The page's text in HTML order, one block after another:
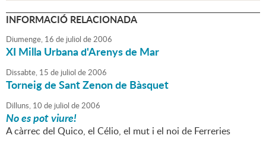
INFORMACIÓ RELACIONADA
Diumenge, 16 de juliol de2006
XI Milla Urbana d'Arenys de Mar
Dissabte, 15 de juliol de2006
Torneig de Sant Zenon de Bàsquet
Dilluns, 10 de juliol de2006
No es pot viure!
A càrrec del Quico, el Célio, el mut i el noi de Ferreries